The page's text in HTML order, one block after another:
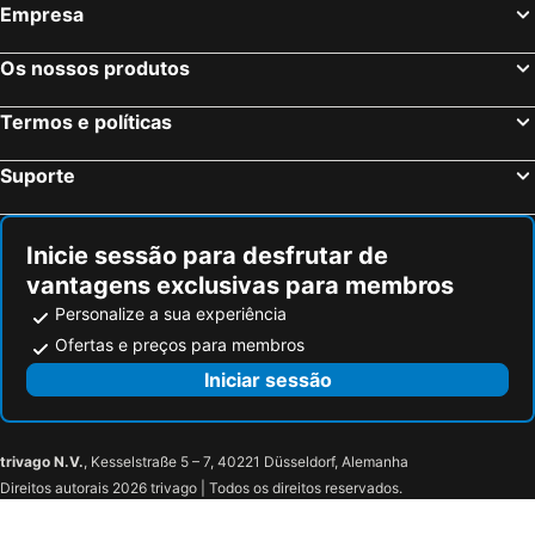
Hounslow, Inglaterra Hotéis
Bristol, Inglaterra Hotéis
Inverness, Escócia Hotéis
Empresa
Os nossos produtos
Termos e políticas
Suporte
Inicie sessão para desfrutar de
vantagens exclusivas para membros
Personalize a sua experiência
Ofertas e preços para membros
Iniciar sessão
trivago N.V., Kesselstraße 5 – 7, 40221 Düsseldorf, Alemanha
Direitos autorais 2026 trivago | Todos os direitos reservados.